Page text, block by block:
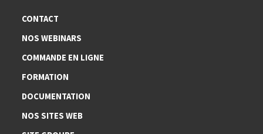
CONTACT
NOS WEBINARS
COMMANDE EN LIGNE
FORMATION
DOCUMENTATION
NOS SITES WEB